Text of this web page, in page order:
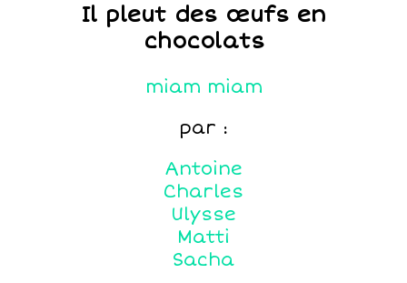
Il pleut des œufs en
chocolats
miam miam
par :
Antoine
Charles
Ulysse
Matti
Sacha